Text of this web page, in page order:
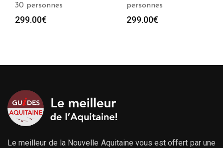
personnes
299.00€
jusqu’à 30 personnes
279.00€
à
Le meilleur de la Nouvelle Aquitaine vous est offert par une